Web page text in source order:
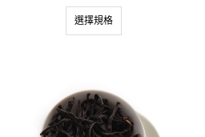
選擇規格